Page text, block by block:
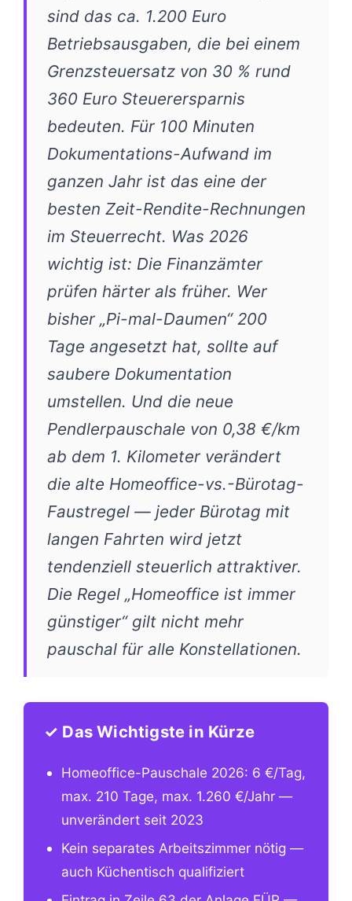
sind das ca. 1.200 Euro
Betriebsausgaben, die bei einem
Grenzsteuersatz von 30 % rund
360 Euro Steuerersparnis
bedeuten. Für 100 Minuten
Dokumentations-Aufwand im
ganzen Jahr ist das eine der
besten Zeit-Rendite-Rechnungen
im Steuerrecht. Was 2026
wichtig ist: Die Finanzämter
prüfen härter als früher. Wer
bisher „Pi-mal-Daumen“ 200
Tage angesetzt hat, sollte auf
saubere Dokumentation
umstellen. Und die neue
Pendlerpauschale von 0,38 €/km
ab dem 1. Kilometer verändert
die alte Homeoffice-vs.-Bürotag-
Faustregel — jeder Bürotag mit
langen Fahrten wird jetzt
tendenziell steuerlich attraktiver.
Die Regel „Homeoffice ist immer
günstiger“ gilt nicht mehr
pauschal für alle Konstellationen.
✓ Das Wichtigste in Kürze
Homeoffice-Pauschale 2026: 6 €/Tag,
max. 210 Tage, max. 1.260 €/Jahr —
unverändert seit 2023
Kein separates Arbeitszimmer nötig —
auch Küchentisch qualifiziert